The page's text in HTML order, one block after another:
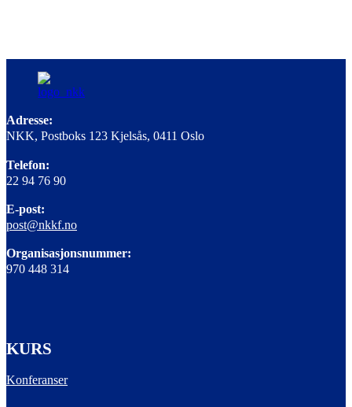
Adresse:
NKK, Postboks 123 Kjelsås, 0411 Oslo
Telefon:
22 94 76 90
E-post:
post@nkkf.no
Organisasjonsnummer:
970 448 314
KURS
Konferanser